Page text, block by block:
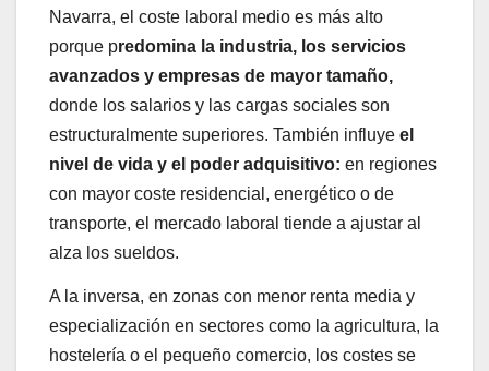
Navarra, el coste laboral medio es más alto
porque predomina la industria, los servicios
avanzados y empresas de mayor tamaño,
donde los salarios y las cargas sociales son
estructuralmente superiores. También influye el
nivel de vida y el poder adquisitivo: en regiones
con mayor coste residencial, energético o de
transporte, el mercado laboral tiende a ajustar al
alza los sueldos.
A la inversa, en zonas con menor renta media y
especialización en sectores como la agricultura, la
hostelería o el pequeño comercio, los costes se